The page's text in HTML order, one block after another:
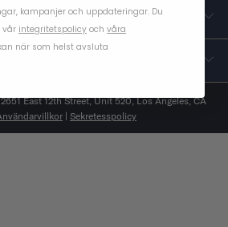
East 12th Street, Unit 520, Los Angeles, CA
| Sekretesspolicy
kampanjer och uppdateringar. Du
vår integritetspolicy och våra
när som helst avsluta